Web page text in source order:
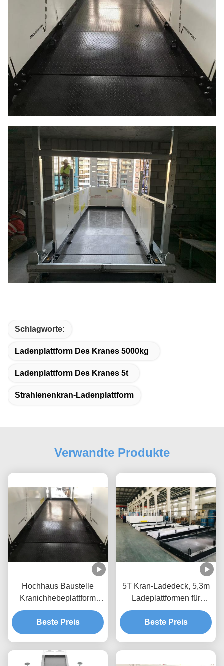
Schlagworte:
Ladenplattform Des Kranes 5000kg
Ladenplattform Des Kranes 5t
Strahlenenkran-Ladenplattform
Verwandte Produkte
Hochhaus Baustelle
Kranichhebeplattform
Rückziehbar 2600mm
Breite MLP2600
Beste Preis
5T Kran-Ladedeck, 5,3m
Ladeplattformen für
Gebäude MLP3200-H
Beste Preis